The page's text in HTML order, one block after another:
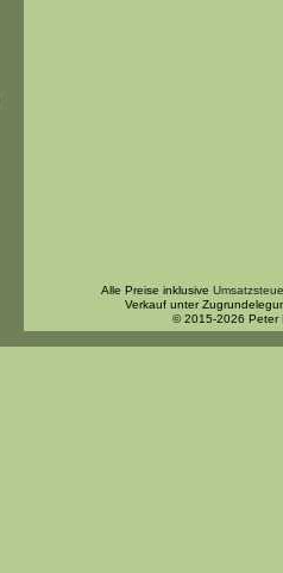
Alle Preise inklusive
Verkauf unter
© 2015-2026 Peter